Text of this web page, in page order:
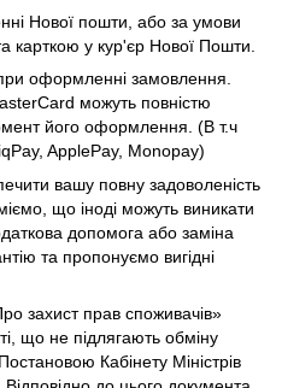
Нової пошти, або за умови
карткою у кур'єр Нової Пошти.
оформленні замовлення.
можуть повністю
його оформлення. (В т.ч
ApplePay, Monopay)
вашу повну задоволеність
що іноді можуть виникати
допомога або заміна
та пропонуємо вигідні
захист прав споживачів»
що не підлягають обміну
Кабінету Міністрів